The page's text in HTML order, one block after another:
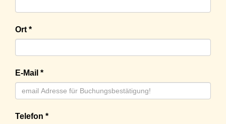
Ort *
E-Mail *
Telefon *